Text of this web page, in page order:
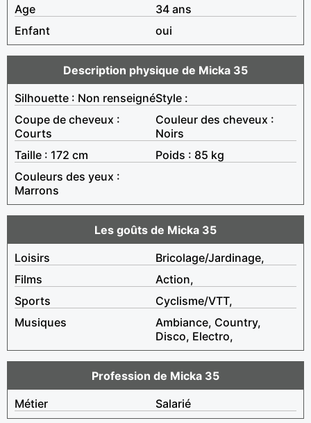
Age
34 ans
Enfant
oui
Description physique de Micka 35
Silhouette : Non renseignéStyle :
Coupe de cheveux :
Courts
Couleur des cheveux :
Noirs
Taille : 172 cm
Poids : 85 kg
Couleurs des yeux :
Marrons
Les goûts de Micka 35
Loisirs
Bricolage/Jardinage,
Films
Action,
Sports
Cyclisme/VTT,
Musiques
Ambiance, Country,
Disco, Electro,
Profession de Micka 35
Métier
Salarié